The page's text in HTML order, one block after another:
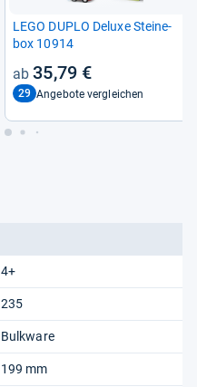
LEGO DUPLO Deluxe Stei­ne­
box 10914
35,79 €
29 Angebote vergleichen
4+
235
Bulkware
199 mm